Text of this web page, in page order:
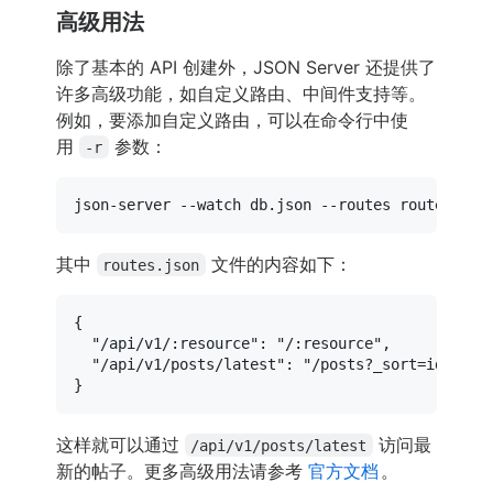
高级用法
除了基本的 API 创建外，JSON Server 还提供了
许多高级功能，如自定义路由、中间件支持等。
例如，要添加自定义路由，可以在命令行中使
用
-r 参数：
其中 routes.json 文件的内容如下：
{
"/api/v1/:resource" : "/:resource" ,
"/api/v1/posts/latest" :
"/
}
这样就可以通过 /api/v1/posts/latest
访问最
新的帖子。更多高级用法请参考 官方文档 。